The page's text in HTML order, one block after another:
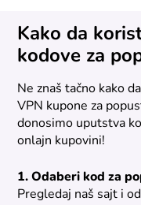
Kako da
kodove za
Ne znaš tačno kako
VPN kupone za
donosimo uputstva
onlajn kupovini!
1. Odaberi kod za
Pregledaj naš sajt i